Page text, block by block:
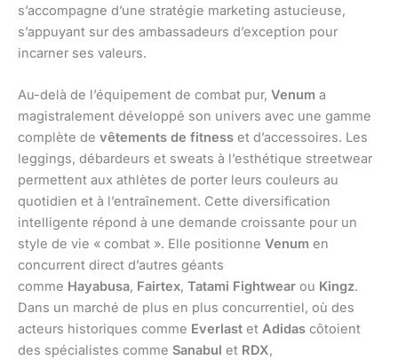
s’accompagne d’une stratégie marketing astucieuse,
s’appuyant sur des ambassadeurs d’exception pour
incarner ses valeurs.
Au-delà de l’équipement de combat pur, Venum a
magistralement développé son univers avec une gamme
complète de vêtements de fitness et d’accessoires. Les
leggings, débardeurs et sweats à l’esthétique streetwear
permettent aux athlètes de porter leurs couleurs au
quotidien et à l’entraînement. Cette diversification
intelligente répond à une demande croissante pour un
style de vie « combat ». Elle positionne Venum en
concurrent direct d’autres géants
comme Hayabusa, Fairtex, Tatami Fightwear ou Kingz.
Dans un marché de plus en plus concurrentiel, où des
acteurs historiques comme Everlast et Adidas côtoient
des spécialistes comme Sanabul et RDX,